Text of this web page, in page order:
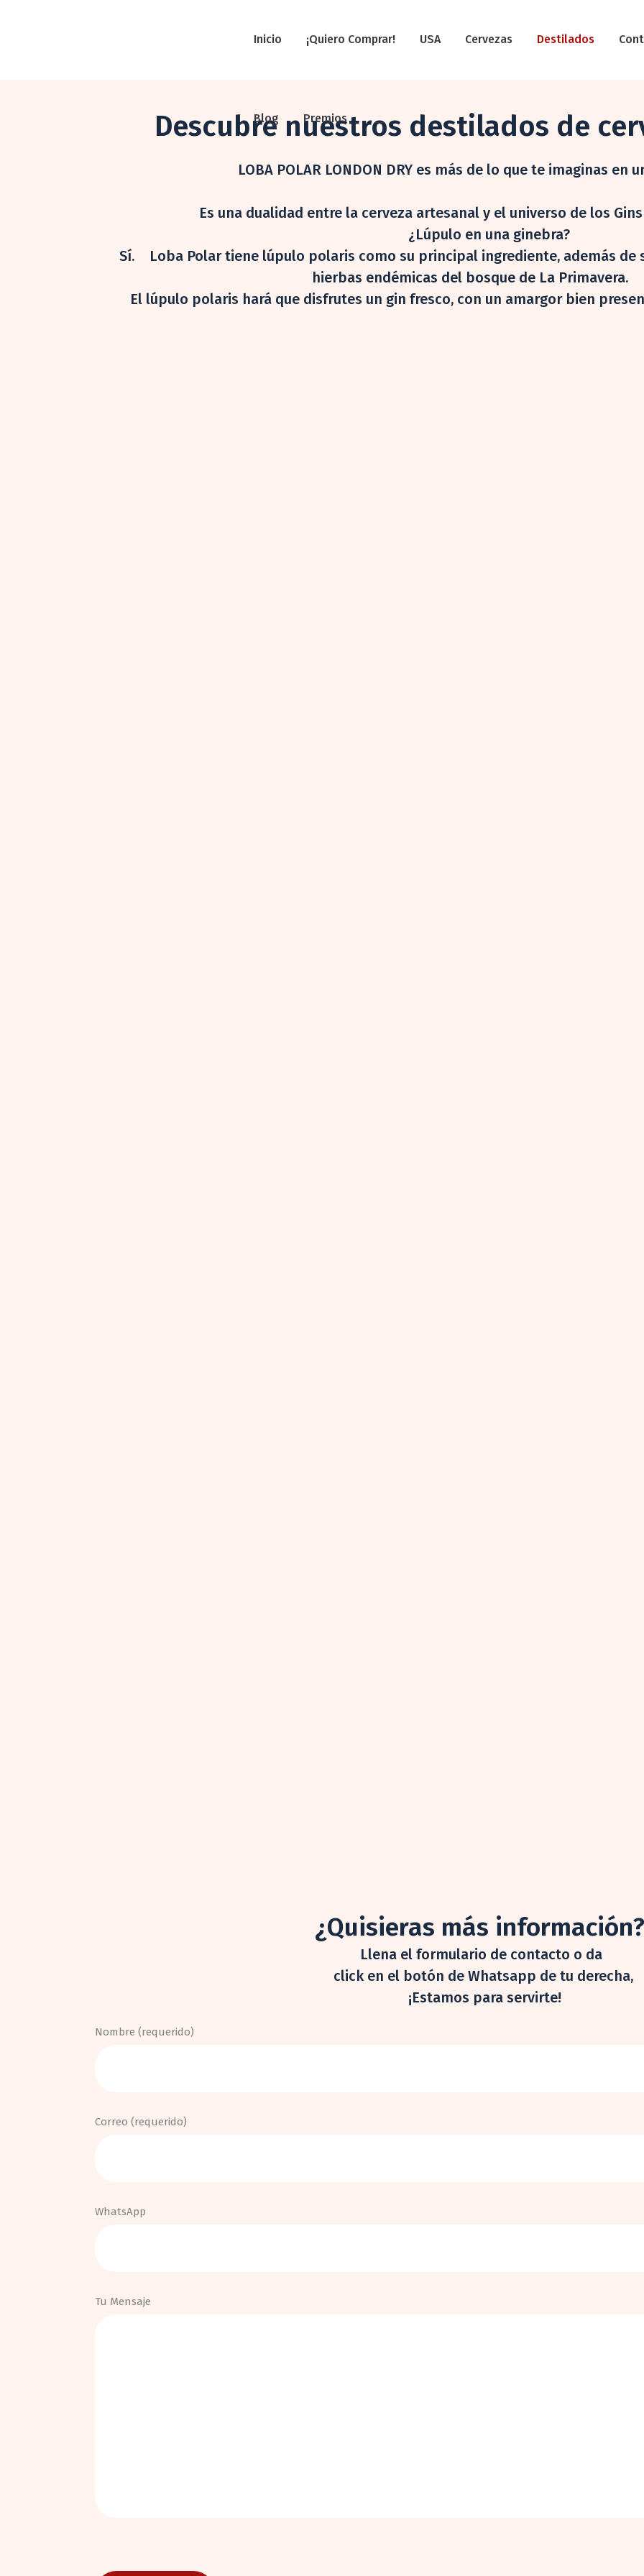
Inicio ¡Quiero Comprar! USA Cervezas Destilados
Blog Premios
Descubre nuestros destilados de
LOBA POLAR LONDON DRY es más de lo que te imaginas en
Es una dualidad entre la cerveza artesanal y el universo de los
¿Lúpulo en una ginebra?
Sí.
Loba Polar tiene lúpulo polaris como su principal ingrediente, además de
hierbas endémicas del bosque de La Primavera.
El lúpulo polaris hará que disfrutes un gin fresco, con un amargor bien
¿Quisieras más
Llena el formulario de contacto o da
click en el botón de Whatsapp de tu derecha,
¡Estamos para servirte!
Nombre (requerido)
Correo (requerido)
WhatsApp
Tu Mensaje